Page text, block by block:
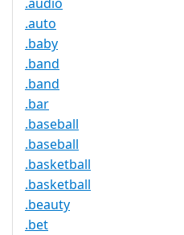
.audio
.auto
.baby
.band
.band
.bar
.baseball
.baseball
.basketball
.basketball
.beauty
.bet